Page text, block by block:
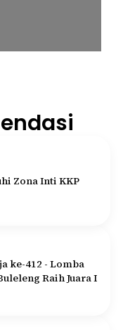
Zona Inti KKP
ke-412 - Lomba
Raih Juara I